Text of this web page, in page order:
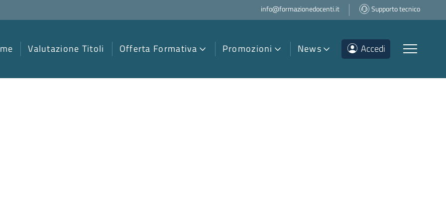
info@formazionedocenti.it Supporto tecnico
Valutazione Titoli Offerta Formativa Promozioni News Accedi